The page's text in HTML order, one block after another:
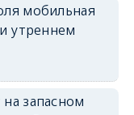
мобильная
утреннем
запасном